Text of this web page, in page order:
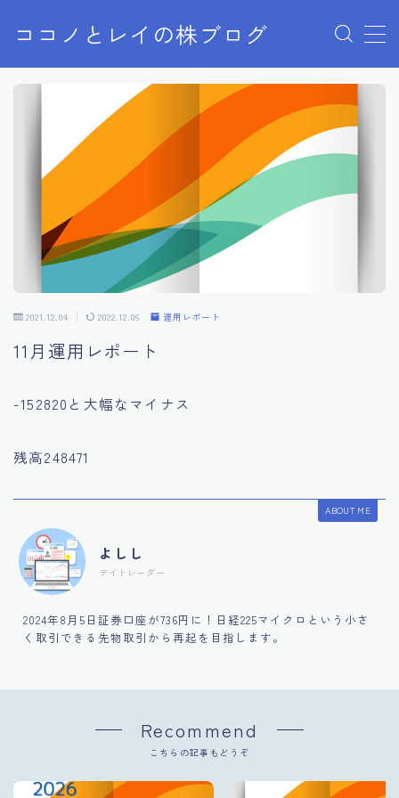
ココノとレイの株ブログ
MENU
お問い合わせ
サンプルページ
デモプリセット記事 Part07
プライバシーポリシー
プライバシーポリシー
利用規約／特定商取引法に基づく表記
有料記事の決済完了ページ
株ブログ
特定商取引法に基づく表記
2021.12.04 2022.12.06 運用レポート
11月運用レポート
-152820と大幅なマイナス
残高248471
ABOUT ME
よしし
デイトレーダー
2024年8月5日証券口座が736円に！日経225マイクロという小さ
く取引できる先物取引から再起を目指します。
Recommend
こちらの記事もどうぞ